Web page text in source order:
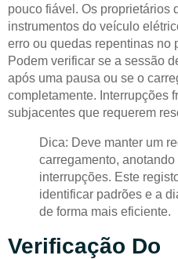
pouco fiável. Os proprietários
instrumentos do veículo
erro ou quedas repentinas no
Podem verificar se a sessão
após uma pausa ou se o
completamente. Interrupções
subjacentes que requerem
Dica: Deve manter um
carregamento,
interrupções. Este
identificar padrões e a
de forma mais eficiente.
Verificação Do